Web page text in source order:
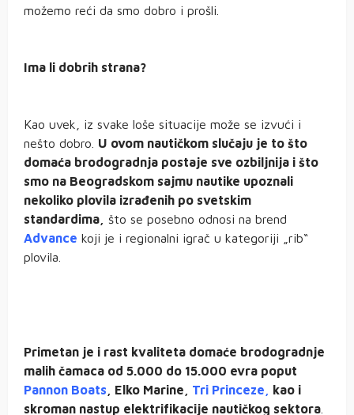
možemo reći da smo dobro i prošli.
Ima li dobrih strana?
Kao uvek, iz svake loše situacije može se izvući i
nešto dobro. U ovom nautičkom slučaju je to što
domaća brodogradnja postaje sve ozbiljnija i što
smo na Beogradskom sajmu nautike upoznali
nekoliko plovila izrađenih po svetskim
standardima,
što se posebno odnosi na brend
Advance koji je i regionalni igrač u kategoriji „rib“
plovila.
Primetan je i rast kvaliteta domaće brodogradnje
malih čamaca od 5.000 do 15.000 evra poput
Pannon Boats , Elko Marine, Tri Princeze,
kao i
skroman nastup elektrifikacije nautičkog sektora